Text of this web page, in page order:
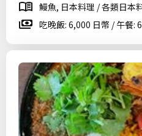
鰻魚, 日本料理 / 各類日本
吃晚飯: 6,000 日幣 / 午餐: